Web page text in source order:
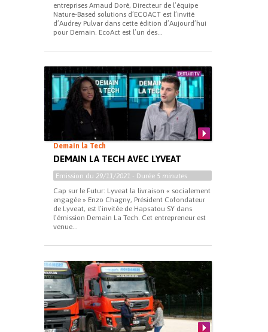
entreprises Arnaud Doré, Directeur de l’équipe
Nature-Based solutions d’ECOACT est l’invité
d’Audrey Pulvar dans cette édition d’Aujourd’hui
pour Demain. EcoAct est l’un des...
Demain la Tech
DEMAIN LA TECH AVEC LYVEAT
Emission du 29/11/2021 - Durée 5 minutes
Cap sur le Futur: Lyveat la livraison « socialement
engagée » Enzo Chagny, Président Cofondateur
de Lyveat, est l’invitée de Hapsatou SY dans
l’émission Demain La Tech. Cet entrepreneur est
venue...